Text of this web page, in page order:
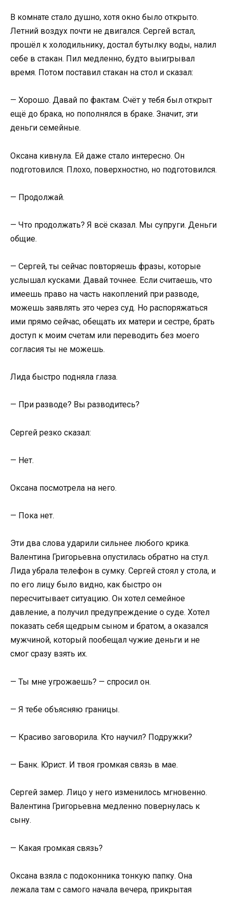
В комнате стало душно, хотя окно было открыто.
Летний воздух почти не двигался. Сергей встал,
прошёл к холодильнику, достал бутылку воды, налил
себе в стакан. Пил медленно, будто выигрывал
время. Потом поставил стакан на стол и сказал:
— Хорошо. Давай по фактам. Счёт у тебя был открыт
ещё до брака, но пополнялся в браке. Значит, эти
деньги семейные.
Оксана кивнула. Ей даже стало интересно. Он
подготовился. Плохо, поверхностно, но подготовился.
— Продолжай.
— Что продолжать? Я всё сказал. Мы супруги. Деньги
общие.
— Сергей, ты сейчас повторяешь фразы, которые
услышал кусками. Давай точнее. Если считаешь, что
имеешь право на часть накоплений при разводе,
можешь заявлять это через суд. Но распоряжаться
ими прямо сейчас, обещать их матери и сестре, брать
доступ к моим счетам или переводить без моего
согласия ты не можешь.
Лида быстро подняла глаза.
— При разводе? Вы разводитесь?
Сергей резко сказал:
— Нет.
Оксана посмотрела на него.
— Пока нет.
Эти два слова ударили сильнее любого крика.
Валентина Григорьевна опустилась обратно на стул.
Лида убрала телефон в сумку. Сергей стоял у стола, и
по его лицу было видно, как быстро он
пересчитывает ситуацию. Он хотел семейное
давление, а получил предупреждение о суде. Хотел
показать себя щедрым сыном и братом, а оказался
мужчиной, который пообещал чужие деньги и не
смог сразу взять их.
— Ты мне угрожаешь? — спросил он.
— Я тебе объясняю границы.
— Красиво заговорила. Кто научил? Подружки?
— Банк. Юрист. И твоя громкая связь в мае.
Сергей замер. Лицо у него изменилось мгновенно.
Валентина Григорьевна медленно повернулась к
сыну.
— Какая громкая связь?
Оксана взяла с подоконника тонкую папку. Она
лежала там с самого начала вечера, прикрытая